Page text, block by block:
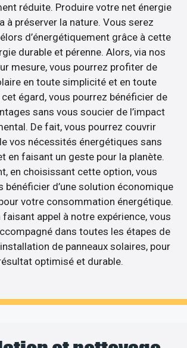
réduite. Produire votre net énergie
à préserver la nature. Vous serez
d’énergétiquement grâce à cette
durable et pérenne. Alors, via nos
mesure, vous pourrez profiter de
en toute simplicité et en toute
égard, vous pourrez bénéficier de
sans vous soucier de l’impact
De fait, vous pourrez couvrir
vos nécessités énergétiques sans
en faisant un geste pour la planète.
en choisissant cette option, vous
bénéficier d’une solution économique
votre consommation énergétique.
faisant appel à notre expérience, vous
dans toutes les étapes de
de panneaux solaires, pour
optimisé et durable.